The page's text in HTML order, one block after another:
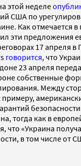
этой неделе
США по
Как отмечается
эти предложения
17 апреля в
говорится, что
23 апреля
собственные
Между
примеру,
тогда как в
что «Украина
в том числе от